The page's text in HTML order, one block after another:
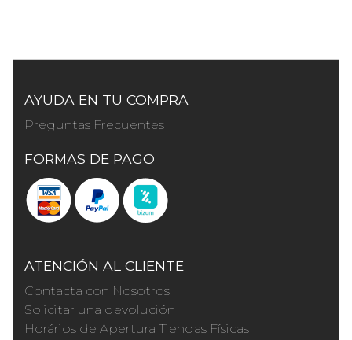
AYUDA EN TU COMPRA
Preguntas Frecuentes
FORMAS DE PAGO
ATENCIÓN AL CLIENTE
Contacta con Nosotros
Solicitar una devolución
Horários de Apertura Tiendas Físicas